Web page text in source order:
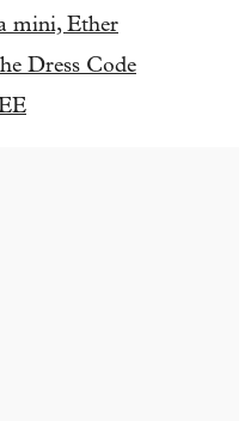
mini, Ether
Dress Code